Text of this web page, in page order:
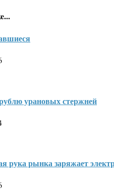
урановых стержней
рука рынка заряжает